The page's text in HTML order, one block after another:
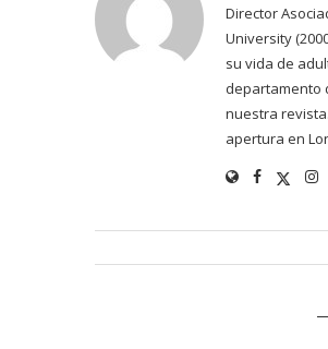
Director
University
su vida de
departamento
nuestra
apertura en